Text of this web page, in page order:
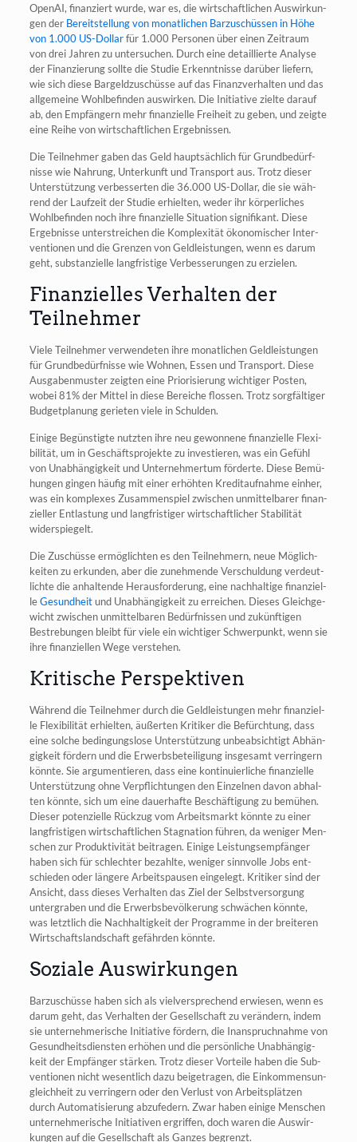
Ope­nAI, finan­ziert wur­de, war es, die wirt­schaft­li­chen Aus­wir­kun­
gen der Bereit­stel­lung von monat­li­chen Bar­zu­schüs­sen in Höhe
von 1.000 US-Dol­larfür 1.000 Per­so­nen über einen Zeit­raum
von drei Jah­ren zu unter­su­chen. Durch eine detail­lier­te Ana­ly­se
der Finan­zie­rung soll­te die Stu­die Erkennt­nis­se dar­über lie­fern,
wie sich die­se Bar­geld­zu­schüs­se auf das Finanz­ver­hal­ten und das
all­ge­mei­ne Wohl­be­fin­den aus­wir­ken. Die Initia­ti­ve ziel­te dar­auf
ab, den Emp­fän­gern mehr finan­zi­el­le Frei­heit zu geben, und zeig­te
eine Rei­he von wirt­schaft­li­chen Ergebnissen.
Die Teil­neh­mer gaben das Geld haupt­säch­lich für Grund­be­dürf­
nis­se wie Nah­rung, Unter­kunft und Trans­port aus. Trotz die­ser
Unter­stüt­zung ver­bes­ser­ten die 36.000 US-Dol­lar, die sie wäh­
rend der Lauf­zeit der Stu­die erhiel­ten, weder ihr kör­per­li­ches
Wohl­be­fin­den noch ihre finan­zi­el­le Situa­ti­on signi­fi­kant. Die­se
Ergeb­nis­se unter­strei­chen die Kom­ple­xi­tät öko­no­mi­scher Inter­
ven­tio­nen und die Gren­zen von Geld­leis­tun­gen, wenn es dar­um
geht, sub­stan­zi­el­le lang­fris­ti­ge Ver­bes­se­run­gen zu erzielen.
Finanzielles Verhalten der
Teilnehmer
Vie­le Teil­neh­mer ver­wen­de­ten ihre monat­li­chen Geld­leis­tun­gen
für Grund­be­dürf­nis­se wie Woh­nen, Essen und Trans­port. Die­se
Aus­ga­ben­mus­ter zeig­ten eine Prio­ri­sie­rung wich­ti­ger Pos­ten,
wobei 81% der Mit­tel in die­se Berei­che flos­sen. Trotz sorg­fäl­ti­ger
Bud­get­pla­nung gerie­ten vie­le in Schulden.
Eini­ge Begüns­tig­te nutz­ten ihre neu gewon­ne­ne finan­zi­el­le Fle­xi­
bi­li­tät, um in Geschäfts­pro­jek­te zu inves­tie­ren, was ein Gefühl
von Unab­hän­gig­keit und Unter­neh­mer­tum för­der­te. Die­se Bemü­
hun­gen gin­gen häu­fig mit einer erhöh­ten Kre­dit­auf­nah­me ein­her,
was ein kom­ple­xes Zusam­men­spiel zwi­schen unmit­tel­ba­rer finan­
zi­el­ler Ent­las­tung und lang­fris­ti­ger wirt­schaft­li­cher Sta­bi­li­tät
widerspiegelt.
Die Zuschüs­se ermög­lich­ten es den Teil­neh­mern, neue Mög­lich­
kei­ten zu erkun­den, aber die zuneh­men­de Ver­schul­dung ver­deut­
lich­te die anhal­ten­de Her­aus­for­de­rung, eine nach­hal­ti­ge finan­zi­el­
leGesund­heitund Unab­hän­gig­keit zu errei­chen. Die­ses Gleich­ge­
wicht zwi­schen unmit­tel­ba­ren Bedürf­nis­sen und zukünf­ti­gen
Bestre­bun­gen bleibt für vie­le ein wich­ti­ger Schwer­punkt, wenn sie
ihre finan­zi­el­len Wege verstehen.
Kritische Perspektiven
Wäh­rend die Teil­neh­mer durch die Geld­leis­tun­gen mehr finan­zi­el­
le Fle­xi­bi­li­tät erhiel­ten, äußer­ten Kri­ti­ker die Befürch­tung, dass
eine sol­che bedin­gungs­lo­se Unter­stüt­zung unbe­ab­sich­tigt Abhän­
gig­keit för­dern und die Erwerbs­be­tei­li­gung ins­ge­samt ver­rin­gern
könn­te. Sie argu­men­tie­ren, dass eine kon­ti­nu­ier­li­che finan­zi­el­le
Unter­stüt­zung ohne Ver­pflich­tun­gen den Ein­zel­nen davon abhal­
ten könn­te, sich um eine dau­er­haf­te Beschäf­ti­gung zu bemü­hen.
Die­ser poten­zi­el­le Rück­zug vom Arbeits­markt könn­te zu einer
lang­fris­ti­gen wirt­schaft­li­chen Sta­gna­ti­on füh­ren, da weni­ger Men­
schen zur Pro­duk­ti­vi­tät bei­tra­gen. Eini­ge Leis­tungs­emp­fän­ger
haben sich für schlech­ter bezahl­te, weni­ger sinn­vol­le Jobs ent­
schie­den oder län­ge­re Arbeits­pau­sen ein­ge­legt. Kri­ti­ker sind der
Ansicht, dass die­ses Ver­hal­ten das Ziel der Selbst­ver­sor­gung
unter­gra­ben und die Erwerbs­be­völ­ke­rung schwä­chen könn­te,
was letzt­lich die Nach­hal­tig­keit der Pro­gram­me in der brei­te­ren
Wirt­schafts­land­schaft gefähr­den könnte.
Soziale Auswirkungen
Bar­zu­schüs­se haben sich als viel­ver­spre­chend erwie­sen, wenn es
dar­um geht, das Ver­hal­ten der Gesell­schaft zu ver­än­dern, indem
sie unter­neh­me­ri­sche Initia­ti­ve för­dern, die Inan­spruch­nah­me von
Gesund­heits­diens­ten erhö­hen und die per­sön­li­che Unab­hän­gig­
keit der Emp­fän­ger stär­ken. Trotz die­ser Vor­tei­le haben die Sub­
ven­tio­nen nicht wesent­lich dazu bei­getra­gen, die Ein­kom­mens­un­
gleich­heit zu ver­rin­gern oder den Ver­lust von Arbeits­plät­zen
durch Auto­ma­ti­sie­rung abzu­fe­dern. Zwar haben eini­ge Men­schen
unter­neh­me­ri­sche Initia­ti­ven ergrif­fen, doch waren die Aus­wir­
kun­gen auf die Gesell­schaft als Gan­zes begrenzt.